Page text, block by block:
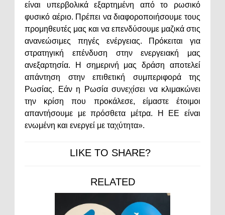
είναι υπερβολικά εξαρτημένη από το ρωσικό
φυσικό αέριο. Πρέπει να διαφοροποιήσουμε τους
προμηθευτές μας και να επενδύσουμε μαζικά στις
ανανεώσιμες πηγές ενέργειας. Πρόκειται για
στρατηγική επένδυση στην ενεργειακή μας
ανεξαρτησία. Η σημερινή μας δράση αποτελεί
απάντηση στην επιθετική συμπεριφορά της
Ρωσίας. Εάν η Ρωσία συνεχίσει να κλιμακώνει
την κρίση που προκάλεσε, είμαστε έτοιμοι
απαντήσουμε με πρόσθετα μέτρα. Η ΕΕ είναι
ενωμένη και ενεργεί με ταχύτητα».
LIKE TO SHARE?
RELATED